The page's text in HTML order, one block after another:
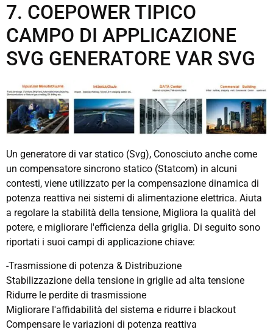
7. COEPOWER TIPICO
CAMPO DI APPLICAZIONE
SVG GENERATORE VAR SVG
Un generatore di var statico (Svg), Conosciuto anche come
un compensatore sincrono statico (Statcom) in alcuni
contesti, viene utilizzato per la compensazione dinamica di
potenza reattiva nei sistemi di alimentazione elettrica. Aiuta
a regolare la stabilità della tensione, Migliora la qualità del
potere, e migliorare l'efficienza della griglia. Di seguito sono
riportati i suoi campi di applicazione chiave:
-Trasmissione di potenza & Distribuzione
Stabilizzazione della tensione in griglie ad alta tensione
Ridurre le perdite di trasmissione
Migliorare l'affidabilità del sistema e ridurre i blackout
Compensare le variazioni di potenza reattiva